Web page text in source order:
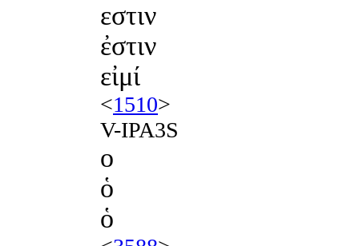
εστιν
ἐστιν
εἰμί
<1510>
V-IPA3S
ο
ὁ
ὁ